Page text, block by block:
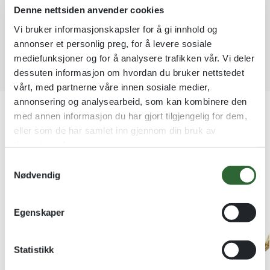
Denne nettsiden anvender cookies
Vi bruker informasjonskapsler for å gi innhold og
annonser et personlig preg, for å levere sosiale
mediefunksjoner og for å analysere trafikken vår. Vi deler
dessuten informasjon om hvordan du bruker nettstedet
vårt, med partnerne våre innen sosiale medier,
annonsering og analysearbeid, som kan kombinere den
med annen informasjon du har gjort tilgjengelig for dem,
eller som de har samlet inn gjennom din bruk av
Nødvendig
Egenskaper
Statistikk
e
Produktnummer: 9910 - bordtennis
Kategorier:
Diplomer
, ,PLAKETTER TILBUD
Varer
med kvantumsrabatt
Kundene våre kjøper også
-50%